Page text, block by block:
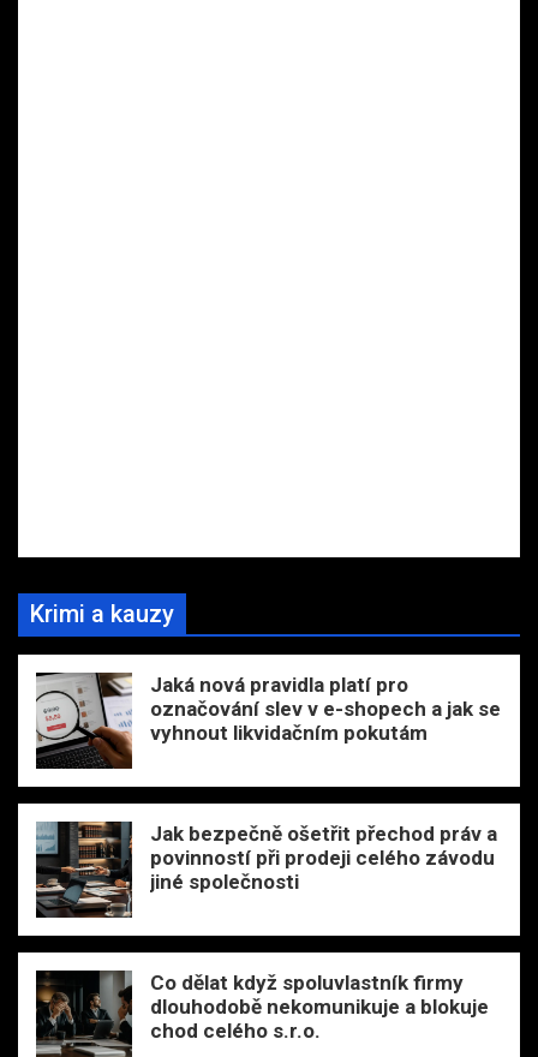
Krimi a kauzy
Jaká nová pravidla platí pro
označování slev v e-shopech a jak se
vyhnout likvidačním pokutám
Jak bezpečně ošetřit přechod práv a
povinností při prodeji celého závodu
jiné společnosti
Co dělat když spoluvlastník firmy
dlouhodobě nekomunikuje a blokuje
chod celého s.r.o.